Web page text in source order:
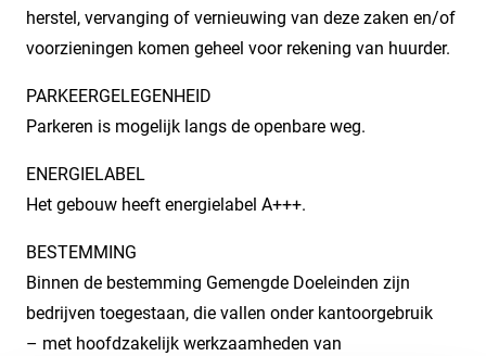
herstel, vervanging of vernieuwing van deze zaken en/of
voorzieningen komen geheel voor rekening van huurder.
PARKEERGELEGENHEID
Parkeren is mogelijk langs de openbare weg.
ENERGIELABEL
Het gebouw heeft energielabel A+++.
BESTEMMING
Binnen de bestemming Gemengde Doeleinden zijn
bedrijven toegestaan, die vallen onder kantoorgebruik
– met hoofdzakelijk werkzaamheden van